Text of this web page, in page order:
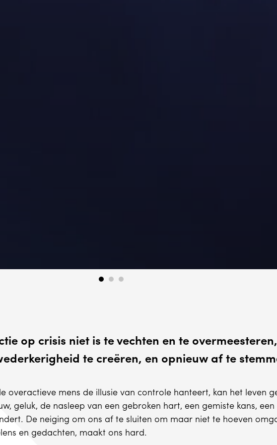
op crisis niet is te vechten en te
te creëren, en opnieuw af te
overactieve mens de illusie van controle hanteert, kan het leven
geluk, de nasleep van een gebroken hart, een gemiste kans,
De neiging om ons af te sluiten om maar niet te hoeven
en gedachten, maakt ons hard.